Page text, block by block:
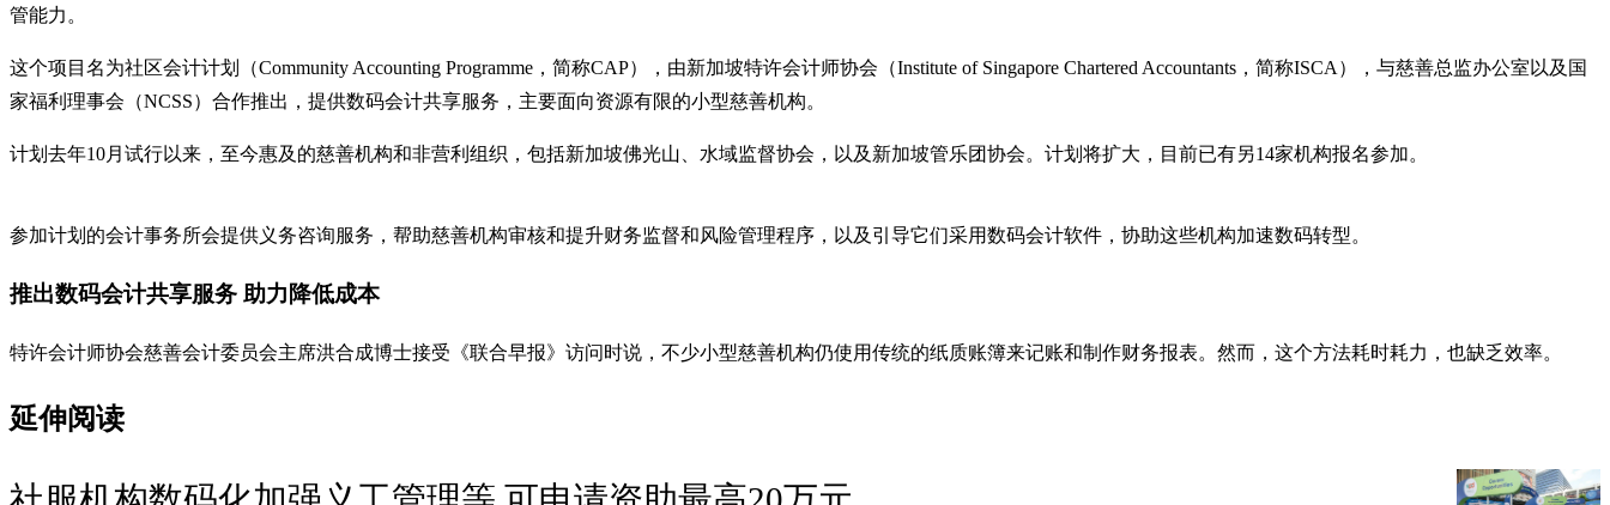
管能力。
这个项目名为社区会计计划（Community Accounting Programme，简称CAP），由新加坡特许会计师协会（Institute of Singapore Chartered Accountants，简称ISCA），与慈善总监办公室以及国
家福利理事会（NCSS）合作推出，提供数码会计共享服务，主要面向资源有限的小型慈善机构。
计划去年10月试行以来，至今惠及的慈善机构和非营利组织，包括新加坡佛光山、水域监督协会，以及新加坡管乐团协会。计划将扩大，目前已有另14家机构报名参加。
参加计划的会计事务所会提供义务咨询服务，帮助慈善机构审核和提升财务监督和风险管理程序，以及引导它们采用数码会计软件，协助这些机构加速数码转型。
推出数码会计共享服务 助力降低成本
特许会计师协会慈善会计委员会主席洪合成博士接受《联合早报》访问时说，不少小型慈善机构仍使用传统的纸质账簿来记账和制作财务报表。然而，这个方法耗时耗力，也缺乏效率。
延伸阅读